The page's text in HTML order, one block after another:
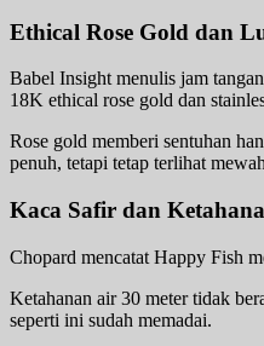
Ethical Rose Gold dan
Babel Insight menulis jam
18K ethical rose gold dan
Rose gold memberi sentuhan
penuh, tetapi tetap terlihat
Kaca Safir dan
Chopard mencatat Happy Fish
Ketahanan air 30 meter tidak
seperti ini sudah memadai.